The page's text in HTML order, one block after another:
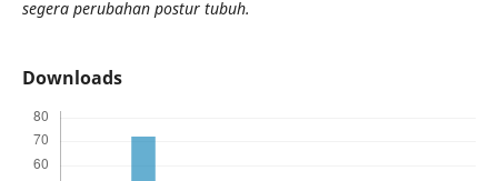
segera perubahan postur tubuh.
Downloads